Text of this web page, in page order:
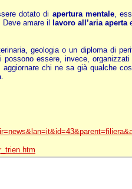
dotato di apertura mentale,
amare il
lavoro all’aria aperta
geologia o un diploma di
essere, invece,
chi ne sa già qualche